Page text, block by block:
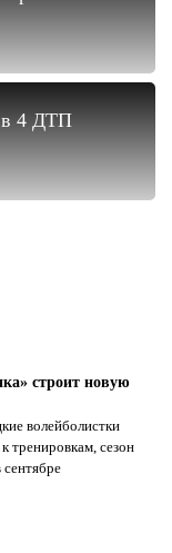
в 4 ДТП
строит новую
волейболистки
тренировкам, сезон
сентябре